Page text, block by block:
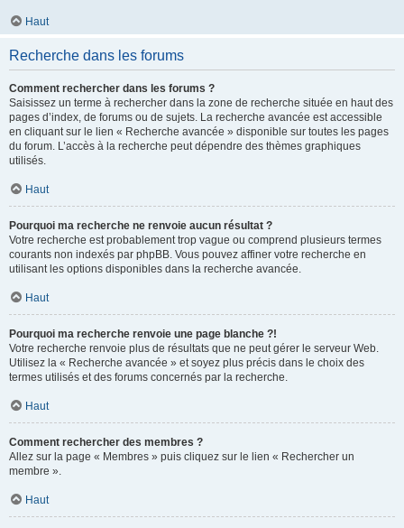
Haut
Recherche dans les forums
Comment rechercher dans les forums ?
Saisissez un terme à rechercher dans la zone de recherche située en haut des
pages d’index, de forums ou de sujets. La recherche avancée est accessible
en cliquant sur le lien « Recherche avancée » disponible sur toutes les pages
du forum. L’accès à la recherche peut dépendre des thèmes graphiques
utilisés.
Haut
Pourquoi ma recherche ne renvoie aucun résultat ?
Votre recherche est probablement trop vague ou comprend plusieurs termes
courants non indexés par phpBB. Vous pouvez affiner votre recherche en
utilisant les options disponibles dans la recherche avancée.
Haut
Pourquoi ma recherche renvoie une page blanche ?!
Votre recherche renvoie plus de résultats que ne peut gérer le serveur Web.
Utilisez la « Recherche avancée » et soyez plus précis dans le choix des
termes utilisés et des forums concernés par la recherche.
Haut
Comment rechercher des membres ?
Allez sur la page « Membres » puis cliquez sur le lien « Rechercher un
membre ».
Haut